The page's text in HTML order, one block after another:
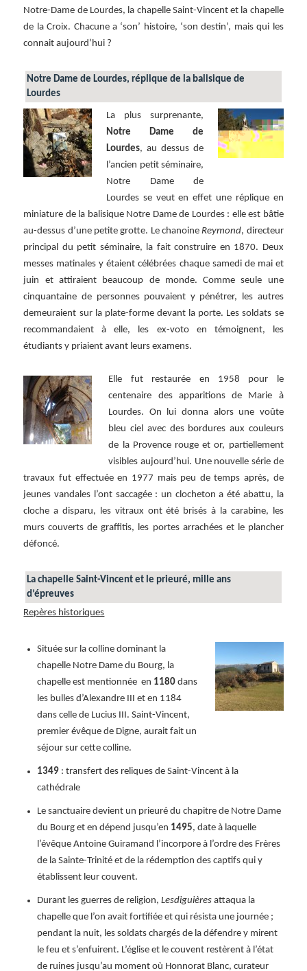
Notre-Dame de Lourdes, la chapelle Saint-Vincent et la chapelle
de la Croix. Chacune a ‘son’ histoire, ‘son destin’, mais qui les
connait aujourd’hui ?
Notre Dame de Lourdes, réplique de la balisique de
Lourdes
La plus surprenante,
Notre Dame de
Lourdes, au dessus de
l’ancien petit séminaire,
Notre Dame de
Lourdes se veut en effet une réplique en
miniature de la balisique Notre Dame de Lourdes : elle est bâtie
au-dessus d’une petite grotte. Le chanoineReymond, directeur
principal du petit séminaire, la fait construire en 1870. Deux
messes matinales y étaient célébrées chaque samedi de mai et
juin et attiraient beaucoup de monde. Comme seule une
cinquantaine de personnes pouvaient y pénétrer, les autres
demeuraient sur la plate-forme devant la porte. Les soldats se
recommandaient à elle, les ex-voto en témoignent, les
étudiants y priaient avant leurs examens.
Elle fut restaurée en 1958 pour le
centenaire des apparitions de Marie à
Lourdes. On lui donna alors une voûte
bleu ciel avec des bordures aux couleurs
de la Provence rouge et or, partiellement
visibles aujourd’hui. Une nouvelle série de
travaux fut effectuée en 1977 mais peu de temps après, de
jeunes vandales l’ont saccagée : un clocheton a été abattu, la
cloche a disparu, les vitraux ont été brisés à la carabine, les
murs couverts de graffitis, les portes arrachées et le plancher
défoncé.
La chapelle Saint-Vincent et le prieuré, mille ans
d’épreuves
Repères historiques
Située sur la colline dominant la
chapelle Notre Dame du Bourg, la
chapelle est mentionnée en 1180dans
les bulles d’Alexandre III et en 1184
dans celle de Lucius III. Saint-Vincent,
premier évêque de Digne, aurait fait un
séjour sur cette colline.
1349 : transfert des reliques de Saint-Vincent à la
cathédrale
Le sanctuaire devient un prieuré du chapitre de Notre Dame
du Bourg et en dépend jusqu’en 1495, date à laquelle
l’évêque Antoine Guiramand l’incorpore à l’ordre des Frères
de la Sainte-Trinité et de la rédemption des captifs qui y
établissent leur couvent.
Durant les guerres de religion,Lesdiguières attaqua la
chapelle que l’on avait fortifiée et qui résista une journée ;
pendant la nuit, les soldats chargés de la défendre y mirent
le feu et s’enfuirent. L’église et le couvent restèrent à l’état
de ruines jusqu’au moment où Honnorat Blanc, curateur